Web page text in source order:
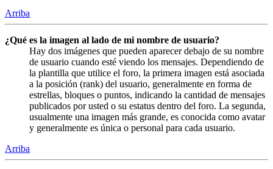
Arriba
¿Qué es la imagen al lado de mi nombre de usuario?
Hay dos imágenes que pueden aparecer debajo de su nombre
de usuario cuando esté viendo los mensajes. Dependiendo de
la plantilla que utilice el foro, la primera imagen está asociada
a la posición (rank) del usuario, generalmente en forma de
estrellas, bloques o puntos, indicando la cantidad de mensajes
publicados por usted o su estatus dentro del foro. La segunda,
usualmente una imagen más grande, es conocida como avatar
y generalmente es única o personal para cada usuario.
Arriba